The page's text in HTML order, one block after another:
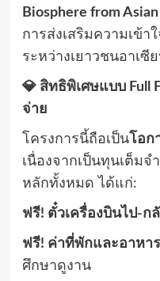
Biosphere from
การส่งเสริมความเข้
ระหว่างเยาวชนอาเ
💎 สิทธิพิเศษแบบ Full
จ่าย
โครงการนี้ถือเป็นโอก
เนื่องจากเป็นทุนเต็ม
หลักทั้งหมด ได้แก่:
ฟรี! ตั๋วเครื่องบินไป-ก
ฟรี! ค่าที่พักและอาหาร
ศึกษาดูงาน